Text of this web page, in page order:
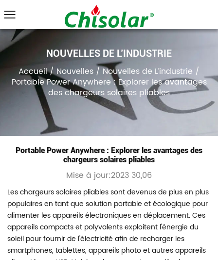
NOUVELLES DE L’INDUSTRIE
Accueil/Nouvelles /Nouvelles de L’industrie /
Portable Power Anywhere : Explorer les avantages
des chargeurs solaires pliables
Portable Power Anywhere : Explorer les avantages des
chargeurs solaires pliables
Mise à jour:2023 30,06
Les chargeurs solaires pliables sont devenus de plus en plus
populaires en tant que solution portable et écologique pour
alimenter les appareils électroniques en déplacement. Ces
appareils compacts et polyvalents exploitent l'énergie du
soleil pour fournir de l'électricité afin de recharger les
smartphones, tablettes, appareils photo et autres appareils